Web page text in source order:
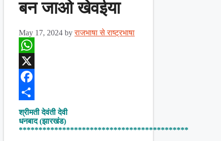
बन जाओ खेवईया
May 17, 2024 byराजभाषा से राष्ट्रभाषा
WhatsApp
X
Facebook
Share
श्रीमती देवंती देवी
धनबाद (झारखंड)
*******************************************